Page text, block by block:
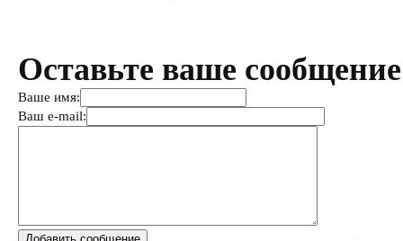
Оставьте ваше
Ваше имя:
Ваш e-mail: